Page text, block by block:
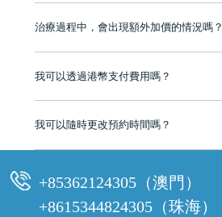
至今已服務超過三十個國家和地區的顧客，受
有咨詢及服務保障中心，有任何問題都可以隨
治療過程中，會出現額外加價的情況嗎？
我可以透過港幣支付費用嗎？
可以。維港口腔會按照當日匯率轉算收取費用
我可以隨時更改預約時間嗎？
+85362124305（澳門）
+8615344824305（珠海）